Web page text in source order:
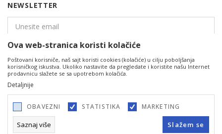
NEWSLETTER
PRIJAVITE SE
Ova web-stranica koristi kolačiće
Poštovani korisniče, naš sajt koristi cookies (kolačiće) u cilju poboljšanja
korisničkog iskustva. Ukoliko nastavite da pregledate i koristite našu Internet
prodavnicu slažete se sa upotrebom kolačića.
Detaljnije
OBAVEZNI STATISTIKA MARKETING
Saznaj više Slažem se